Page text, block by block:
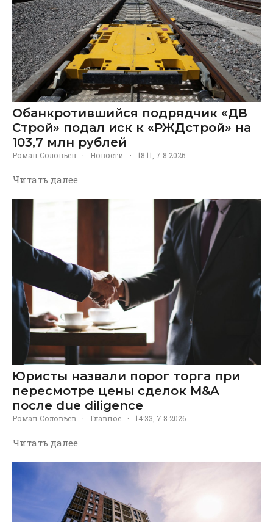
Обанкротившийся подрядчик «ДВ
Строй» подал иск к «РЖДстрой» на
103,7 млн рублей
Роман Соловьев · Новости · 18:11, 7.8.2026
Читать далее
Юристы назвали порог торга при
пересмотре цены сделок M&A
после due diligence
Роман Соловьев · Главное · 14:33, 7.8.2026
Читать далее